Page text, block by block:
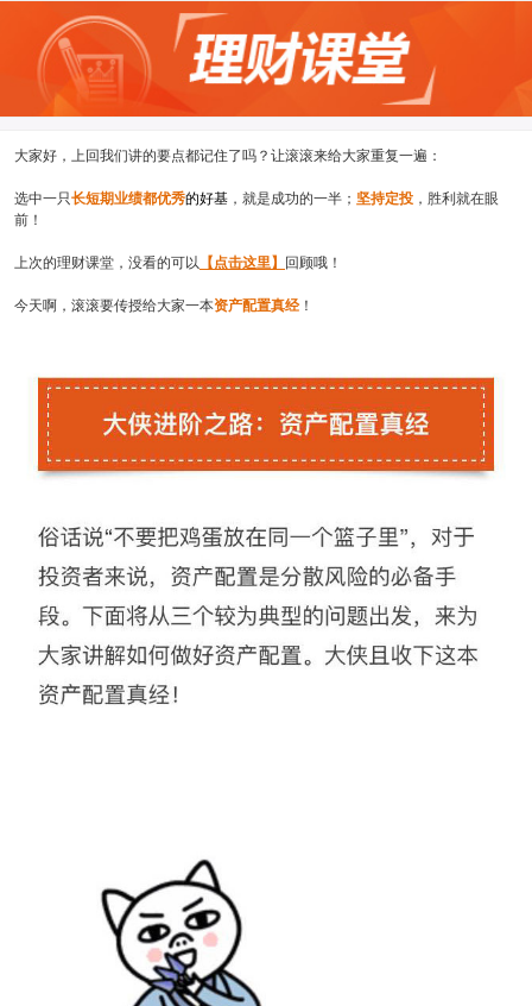
大家好，上回我们讲的要点都记住了吗？让滚滚来给大家重复一遍：
选中一只长短期业绩都优秀的好基 ，就是成功的一半； 坚持定投 ，胜利就在眼
前！
上次的理财课堂，没看的可以 【点击这里】 回顾哦！
今天啊，滚滚要传授给大家一本资产配置真经！